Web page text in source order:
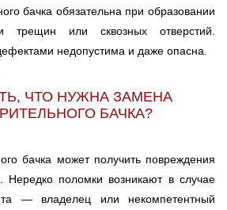
бачка обязательна при образовании
трещин или сквозных отверстий.
недопустима и даже опасна.
ЧТО НУЖНА ЗАМЕНА
БАЧКА?
бачка может получить повреждения
поломки возникают в случае
— владелец или некомпетентный